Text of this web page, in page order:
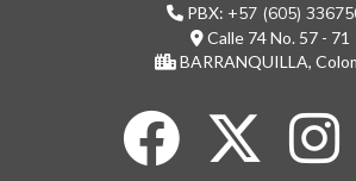
PBX: +57 (605)
Calle 74 No. 57 - 71
BARRANQUILLA,